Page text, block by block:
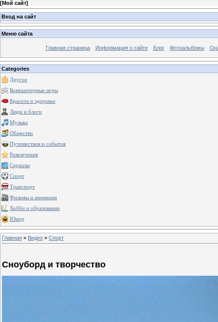
[Мой сайт]
Вход на сайт
Меню сайта
Главная страница Информация о сайте Блог Фотоальбомы
Categories
Другое
Компьютерные игры
Красота и здоровье
Люди и блоги
Музыка
Общество
Путешествия и события
Развлечения
Сериалы
Спорт
Транспорт
Фильмы и анимация
Хобби и образование
Юмор
Главная » Видео » Спорт
Сноуборд и творчество